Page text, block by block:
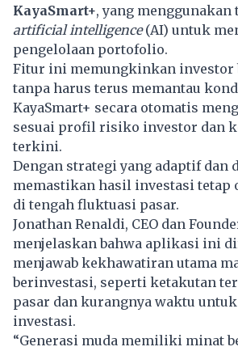
KayaSmart+, yang
artificial intelligence(AI) untuk
pengelolaan portofolio.
Fitur ini memungkinkan investor
tanpa harus terus memantau
KayaSmart+ secara otomatis
sesuai profil risiko investor dan
terkini.
Dengan strategi yang adaptif
memastikan hasil investasi tetap
di tengah fluktuasi pasar.
Jonathan Renaldi, CEO dan
menjelaskan bahwa aplikasi ini
menjawab kekhawatiran utama
berinvestasi, seperti ketakutan
pasar dan kurangnya waktu
investasi.
“Generasi muda memiliki minat